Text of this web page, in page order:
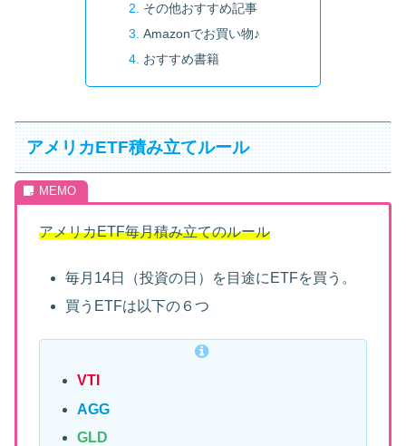
その他おすすめ記事
Amazonでお買い物♪
おすすめ書籍
アメリカETF積み立てルール
アメリカETF毎月積み立てのルール
毎月14日（投資の日）を目途にETFを買う。
買うETFは以下の６つ
VTI
AGG
GLD